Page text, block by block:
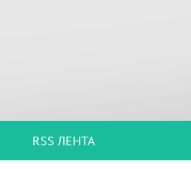
RSS ЛЕНТА